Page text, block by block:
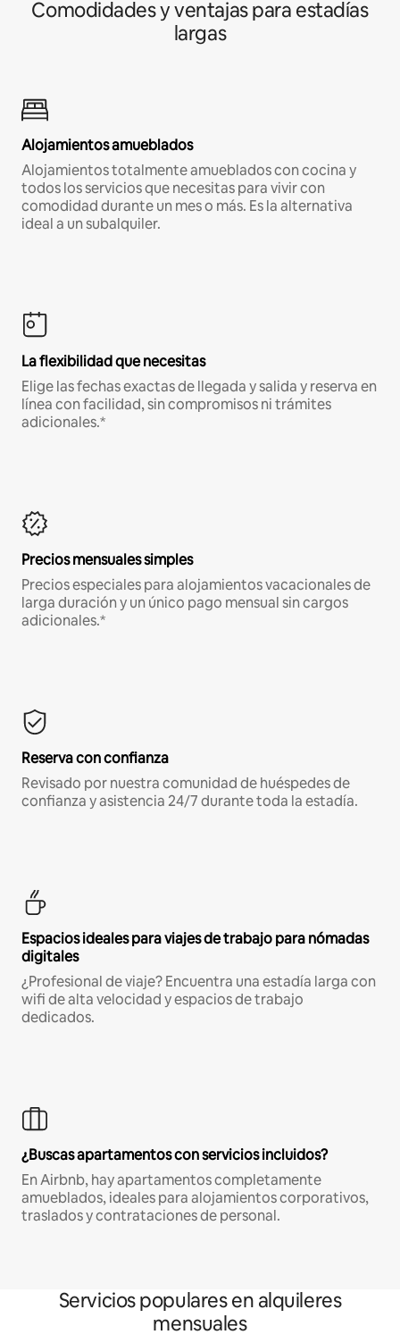
Comodidades y ventajas para estadías
largas
Alojamientos amueblados
Alojamientos totalmente amueblados con cocina y
todos los servicios que necesitas para vivir con
comodidad durante un mes o más. Es la alternativa
ideal a un subalquiler.
La flexibilidad que necesitas
Elige las fechas exactas de llegada y salida y reserva en
línea con facilidad, sin compromisos ni trámites
adicionales.*
Precios mensuales simples
Precios especiales para alojamientos vacacionales de
larga duración y un único pago mensual sin cargos
adicionales.*
Reserva con confianza
Revisado por nuestra comunidad de huéspedes de
confianza y asistencia 24/7 durante toda la estadía.
Espacios ideales para viajes de trabajo para nómadas
digitales
¿Profesional de viaje? Encuentra una estadía larga con
wifi de alta velocidad y espacios de trabajo
dedicados.
¿Buscas apartamentos con servicios incluidos?
En Airbnb, hay apartamentos completamente
amueblados, ideales para alojamientos corporativos,
traslados y contrataciones de personal.
Servicios populares en alquileres
mensuales